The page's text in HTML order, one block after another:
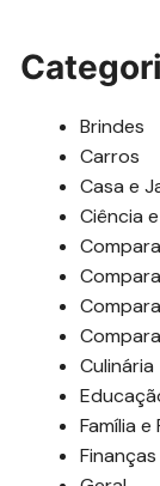
Brindes
Carros
Casa e
Ciência
Culinária
Família